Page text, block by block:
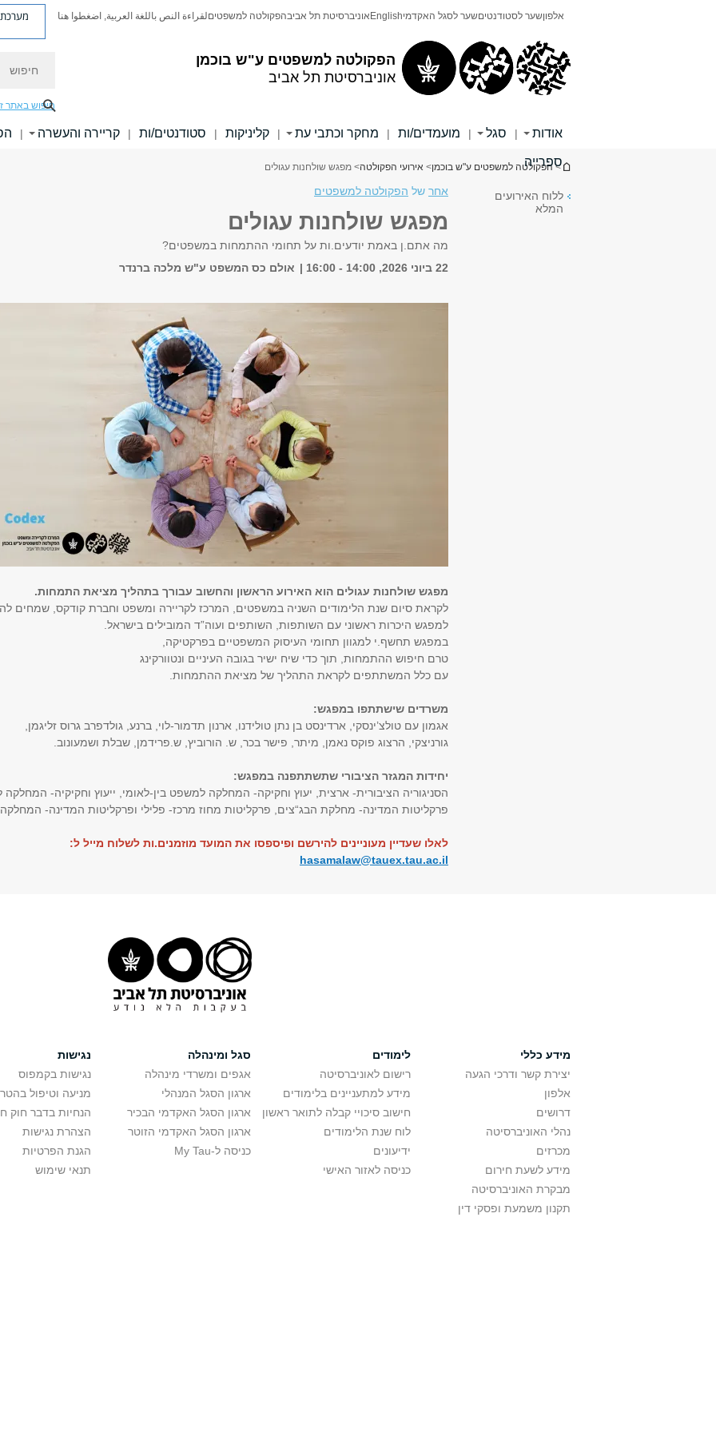
הפקולטה למשפטים ע"ש בוכמן
אוניברסיטת תל אביב
אלפוןשער לסטודנטיםשער לסגל האקדמיEnglish אוניברסיטת תל אביבהפקולטה למשפטיםلقراءة النص باللغة العربية, اضغطوا هنا מערכת
חיפוש באתר
אודות | סגל | מועמדים/ות | מחקר וכתבי עת | קליניקות | סטודנטים/ות | קריירה והעשרה |
ספרייה
הינך נמצא כאן
> הפקולטה למשפטים ע"ש בוכמן> אירועי הפקולטה> מפגש שולחנות עגולים
ללוח האירועים
המלא
אחר של הפקולטה למשפטים
מפגש שולחנות עגולים
מה אתם.ן באמת יודעים.ות על תחומי ההתמחות במשפטים?
22 ביוני 2026, 14:00 - 16:00
אולם כס המשפט ע"ש מלכה ברנדר
מפגש שולחנות עגולים הוא האירוע הראשון והחשוב עבורך בתהליך מציאת התמחות.
לקראת סיום שנת הלימודים השניה במשפטים, המרכז לקריירה ומשפט וחברת קודקס, שמחים
למפגש היכרות ראשוני עם השותפות, השותפים ועוה”ד המובילים בישראל.
במפגש תחשף.י למגוון תחומי העיסוק המשפטיים בפרקטיקה,
טרם חיפוש ההתמחות, תוך כדי שיח ישיר בגובה העיניים ונטוורקינג
עם כלל המשתתפים לקראת התהליך של מציאת ההתמחות.
מ שרדים שישתתפו במפגש:
אגמון עם טולצ’ינסקי, ארדינסט בן נתן טולידנו, ארנון תדמור-לוי, ברנע, גולדפרב גרוס זליגמן,
גורניצקי, הרצוג פוקס נאמן, מיתר, פישר בכר, ש. הורוביץ, ש.פרידמן, שבלת ושמעונוב.
יחידות המגזר הציבו רי שתשתתפנה במפגש:
הסניגוריה הציבורית- ארצית, יעוץ וחקיקה- המחלקה למשפט בין-לאומי, ייעוץ וחקיקיה-
פרקליטות המדינה- מחלקת הבג“צים, פרקליטות מחוז מרכז- פלילי ופרקליטות המדינה-
לאלו שעדיין מעוניינים להירשם ופיספסו את המועד מוזמנים.ות לשלוח מייל ל:
hasamalaw@tauex.tau.ac.il
מידע כללי
יצירת קשר ודרכי הגעה
אלפון
דרושים
נהלי האוניברסיטה
מכרזים
מידע לשעת חירום
מבקרת האוניברסיטה
תקנון משמעת ופסקי דין
לימודים
רישום לאוניברסיטה
מידע למתעניינים בלימודים
חישוב סיכויי קבלה לתואר ראשון
לוח שנת הלימודים
ידיעונים
כניסה לאזור האישי
סגל ומינהלה
אגפים ומשרדי מינהלה
ארגון הסגל המנהלי
ארגון הסגל האקדמי הבכיר
ארגון הסגל האקדמי הזוטר
כניסה ל-My Tau
נגישות
נגישות בקמפוס
מניעה וטיפול
הנחיות בדבר חוק
הצהרת נגישות
הגנת הפרטיות
תנאי שימוש